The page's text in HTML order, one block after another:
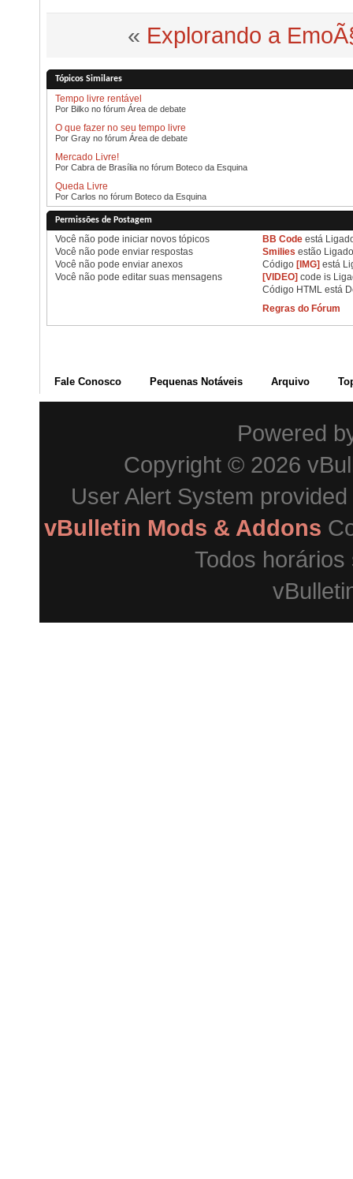
« Explorando a
Tópicos Similares
Tempo livre rentável
Por Bilko no fórum Área de debate
O que fazer no seu tempo livre
Por Gray no fórum Área de debate
Mercado Livre!
Por Cabra de Brasília no fórum Boteco da Esquina
Queda Livre
Por Carlos no fórum Boteco da Esquina
Permissões de Postagem
Você não pode iniciar novos tópicos
Você não pode enviar respostas
Você não pode enviar anexos
Você não pode editar suas mensagens
BB Codeestá
Smilies estão
Código [IMG] está
[VIDEO] code is
Código HTML está
Regras do Fórum
Fale Conosco Pequenas Notáveis Arquivo
Powered
Copyright © 2026
User Alert System
vBulletin Mods & Addons
Todos